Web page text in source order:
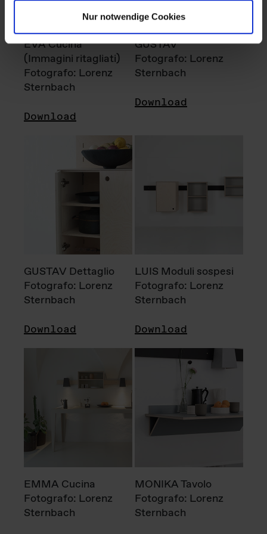
Nur notwendige Cookies
EVA Cucina
(Immagini ritagliati)
Fotografo: Lorenz
Sternbach
Download
GUSTAV
Fotografo: Lorenz
Sternbach
Download
GUSTAV Dettaglio
Fotografo: Lorenz
Sternbach
Download
LUIS Moduli sospesi
Fotografo: Lorenz
Sternbach
Download
EMMA Cucina
Fotografo: Lorenz
Sternbach
MONIKA Tavolo
Fotografo: Lorenz
Sternbach